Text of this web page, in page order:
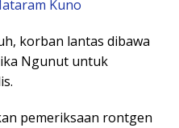
Kuno
korban lantas dibawa
Ngunut untuk
pemeriksaan rontgen